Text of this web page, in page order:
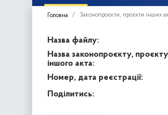
Головна Законопроєкти, проєкти інших
Назва файлу:
Назва законопроєкту, проєкту
іншого акта:
Номер, дата реєстрації:
Поділитись: